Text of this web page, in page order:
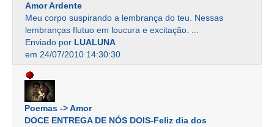
Amor Ardente
Meu corpo suspirando a lembrança do teu. Nessas
lembranças flutuo em loucura e excitação. ...
Enviado por LUALUNA
em 24/07/2010 14:30:30
Poemas -> Amor
DOCE ENTREGA DE NÓS DOIS-Feliz dia dos